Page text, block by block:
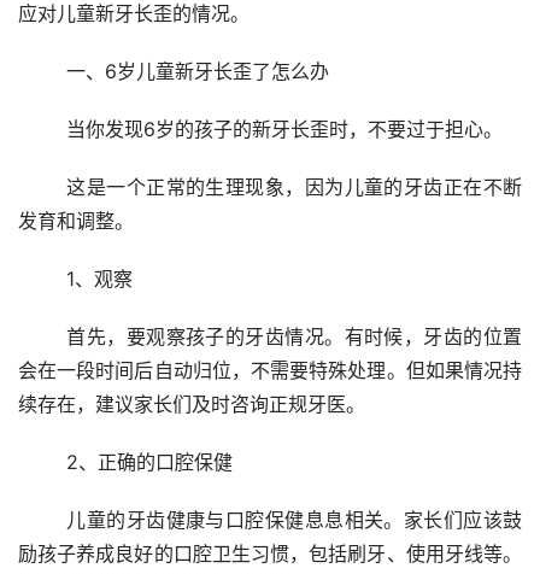
应对儿童新牙长歪的情况。
	一、6岁儿童新牙长歪了怎么办
	当你发现6岁的孩子的新牙长歪时，不要过于担心。
	这是一个正常的生理现象，因为儿童的牙齿正在不断
发育和调整。
	1、观察
	首先，要观察孩子的牙齿情况。有时候，牙齿的位置
会在一段时间后自动归位，不需要特殊处理。但如果情况持
续存在，建议家长们及时咨询正规牙医。
	2、正确的口腔保健
励孩子养成良好的口腔卫生习惯，包括刷牙、使用牙线等。